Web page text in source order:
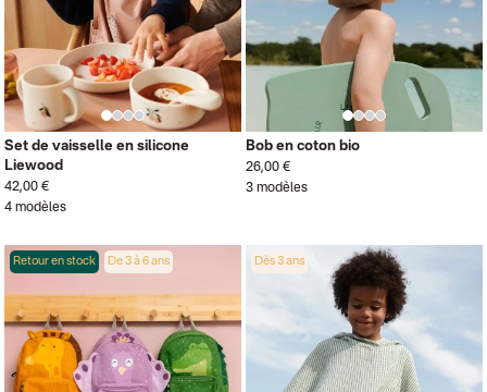
Set de vaisselle en silicone
Liewood
42,00 €
4 modèles
Bob en coton bio
26,00 €
3 modèles
De 3 à 6 ans
Retour en stock Dès 3 ans